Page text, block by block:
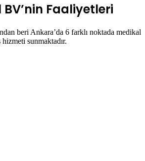
Faaliyetleri
beri Ankara’da 6 farklı noktada medikal
hizmeti sunmaktadır.